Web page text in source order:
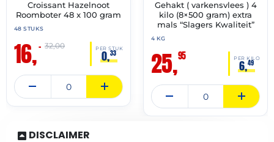
🔥 OP=OP
Croissant Hazelnoot
Roomboter 48 x 100 gram
48 STUKS
16,– PER STUK
0,33
32,00
✓ VAST ASSORTIMENT
Gehakt ( varkensvlees ) 4
kilo (8×500 gram) extra
mals “Slagers Kwaliteit”
4 KG
25,95 PER KILO
6,49
DISCLAIMER